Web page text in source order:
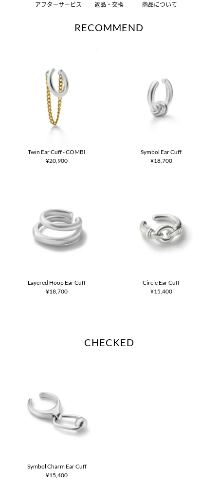
アフターサービス 返品・交換 商品について
RECOMMEND
Twin Ear Cuff - COMBI
¥20,900
Symbol Ear Cuff
¥18,700
Layered Hoop Ear Cuff
¥18,700
Circle Ear Cuff
¥15,400
CHECKED
Symbol Charm Ear Cuff
¥15,400